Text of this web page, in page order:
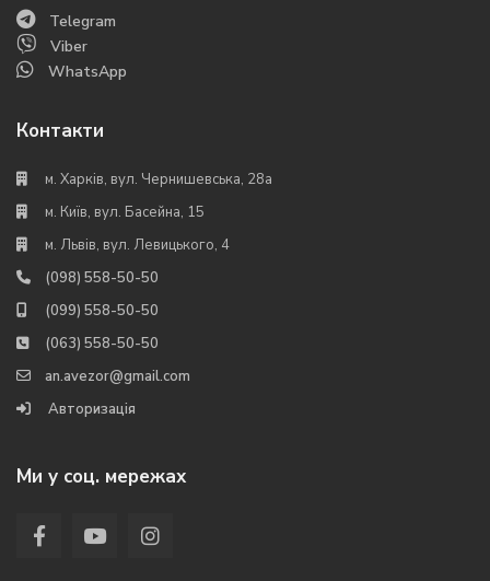
Telegram
Viber
WhatsApp
Контакти
м. Харків, вул. Чернишевська, 28а
м. Київ, вул. Басейна, 15
м. Львів, вул. Левицького, 4
(098) 558-50-50
(099) 558-50-50
(063) 558-50-50
an.avezor@gmail.com
Авторизація
Ми у соц. мережах